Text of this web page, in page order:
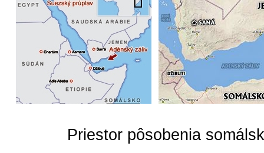
Priestor pôsobenia